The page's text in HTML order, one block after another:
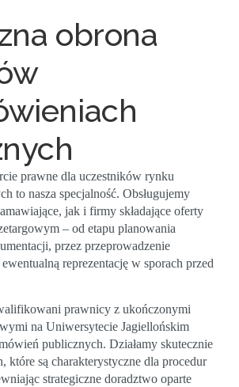
obrona
prawne dla uczestników rynku
to nasza specjalność. Obsługujemy
, jak i firmy składające oferty
– od etapu planowania
przez przeprowadzenie
reprezentację w sporach przed
prawnicy z ukończonymi
na Uniwersytecie Jagiellońskim
publicznych. Działamy skutecznie
, które są charakterystyczne dla procedur
strategiczne doradztwo oparte